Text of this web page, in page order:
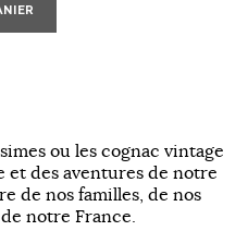
ou les cognac vintage
des aventures de notre
de nos familles, de nos
notre France.